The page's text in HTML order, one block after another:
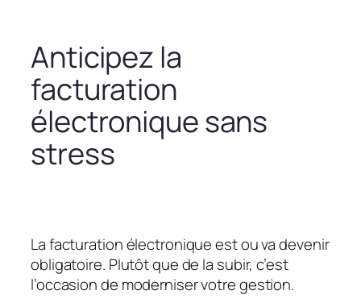
Anticipez la
facturation
électronique sans
stress
La facturation électronique est ou va devenir
obligatoire. Plutôt que de la subir, c’est
l’occasion de moderniser votre gestion.